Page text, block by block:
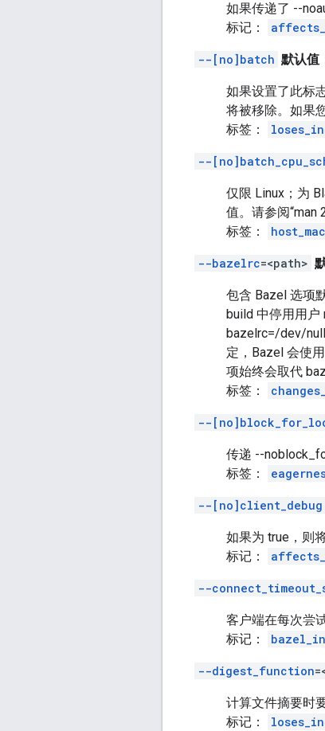
如果传递了 --
标记：
--[no]batch 默认值
如果设置了此标
将被移除。如果
标签：
--
仅限 Linux；为
值。请参阅“man
标签：
--bazelrc=<path>
包含 Bazel 选项
build 中停用用户
bazelrc=/dev/
定，Bazel 会使
项始终会取代
标签：
--
传递 --
标签：
--[no]client_debug
如果为 true，则
标记：
--
客户端在每次尝
标记：
--digest_function
计算文件摘要时
标记：